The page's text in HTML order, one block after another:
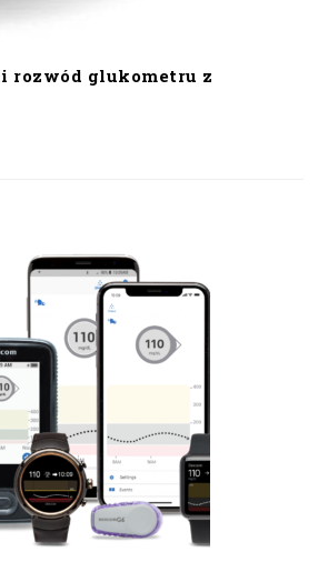
rozwód glukometru z